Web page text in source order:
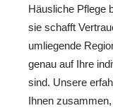
Häusliche Pflege
sie schafft
umliegende
genau auf Ihre
sind. Unsere
Ihnen